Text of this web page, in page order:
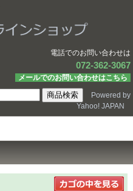
電話でのお問い合わせは
072-362-3067
メールでのお問い合わせはこちら
Powered by
Yahoo! JAPAN